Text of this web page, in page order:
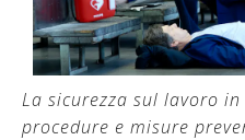
La sicurezza sul lavoro
procedure e misure